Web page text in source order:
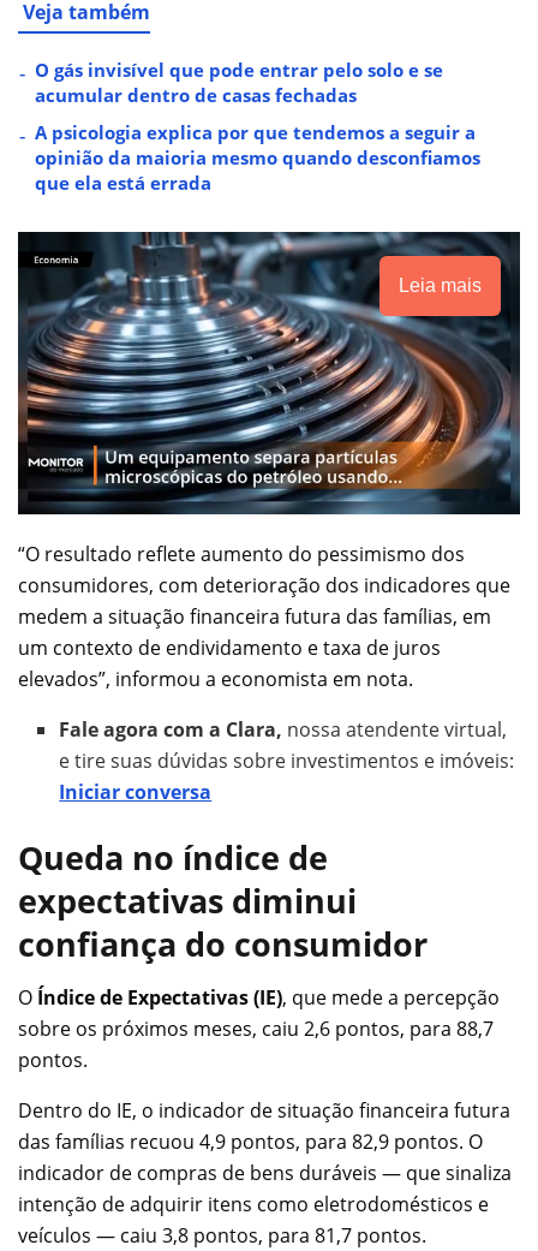
Veja também
O gás invisível que pode entrar pelo solo e se
acumular dentro de casas fechadas
A psicologia explica por que tendemos a seguir a
opinião da maioria mesmo quando desconfiamos
que ela está errada
Leia mais
“O resultado reflete aumento do pessimismo dos
consumidores, com deterioração dos indicadores que
medem a situação financeira futura das famílias, em
um contexto de endividamento e taxa de juros
elevados”, informou a economista em nota.
Fale agora com a Clara, nossa atendente virtual,
e tire suas dúvidas sobre investimentos e imóveis:
Iniciar conversa
Queda no índice de
expectativas diminui
confiança do consumidor
O Índice de Expectativas (IE), que mede a percepção
sobre os próximos meses, caiu 2,6 pontos, para 88,7
pontos.
Dentro do IE, o indicador de situação financeira futura
das famílias recuou 4,9 pontos, para 82,9 pontos. O
indicador de compras de bens duráveis — que sinaliza
intenção de adquirir itens como eletrodomésticos e
veículos — caiu 3,8 pontos, para 81,7 pontos.